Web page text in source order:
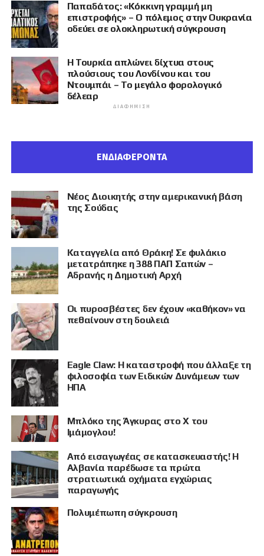
Παπαδάτος: «Κόκκινη γραμμή μη
επιστροφής» – Ο πόλεμος στην Ουκρανία
οδεύει σε ολοκληρωτική σύγκρουση
Η Τουρκία απλώνει δίχτυα στους
πλούσιους του Λονδίνου και του
Ντουμπάι – Το μεγάλο φορολογικό
δέλεαρ
ΔΙΑΦΉΜΙΣΗ
ΕΝΔΙΑΦΕΡΟΝΤΑ
Νέος Διοικητής στην αμερικανική βάση
της Σούδας
Καταγγελία από Θράκη! Σε φυλάκιο
μετατράπηκε η 388 ΠΑΠ Σαπών –
Αδρανής η Δημοτική Αρχή
Οι πυροσβέστες δεν έχουν «καθήκον» να
πεθαίνουν στη δουλειά
Eagle Claw: Η καταστροφή που άλλαξε τη
φιλοσοφία των Ειδικών Δυνάμεων των
ΗΠΑ
Μπλόκο της Άγκυρας στο X του
Ιμάμογλου!
Από εισαγωγέας σε κατασκευαστής! Η
Αλβανία παρέδωσε τα πρώτα
στρατιωτικά οχήματα εγχώριας
παραγωγής
Πολυμέπωπη σύγκρουση